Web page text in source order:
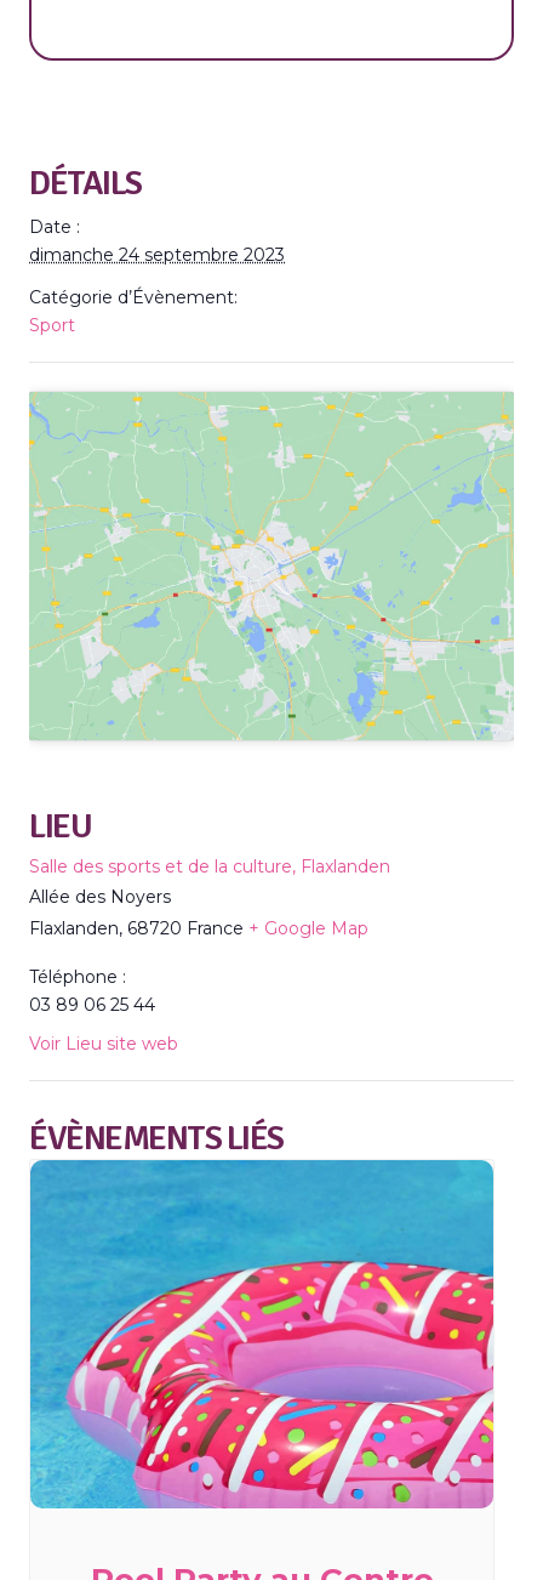
DÉTAILS
Date :
dimanche 24 septembre 2023
Catégorie d’Évènement:
Sport
LIEU
Salle des sports et de la culture, Flaxlanden
Allée des Noyers
Flaxlanden, 68720 France + Google Map
Téléphone :
03 89 06 25 44
Voir Lieu site web
ÉVÈNEMENTS LIÉS